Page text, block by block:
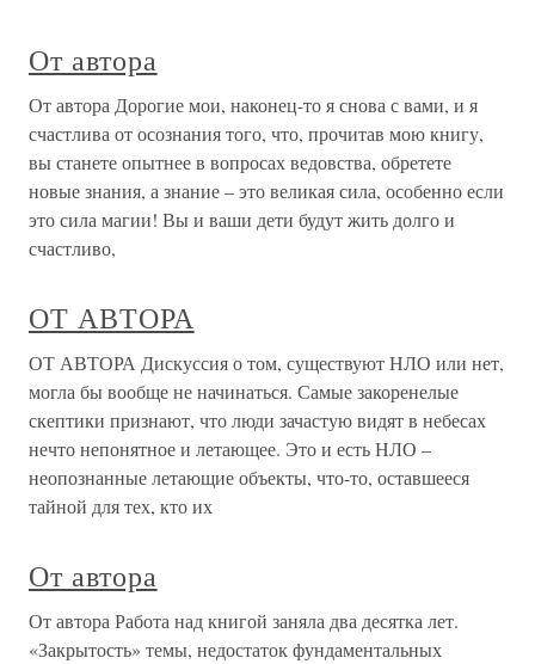
От автора
От автора Дорогие мои, наконец-то я снова с вами, и я
счастлива от осознания того, что, прочитав мою книгу,
вы станете опытнее в вопросах ведовства, обретете
новые знания, а знание – это великая сила, особенно если
это сила магии! Вы и ваши дети будут жить долго и
счастливо,
ОТ АВТОРА
ОТ АВТОРА Дискуссия о том, существуют НЛО или нет,
могла бы вообще не начинаться. Самые закоренелые
скептики признают, что люди зачастую видят в небесах
нечто непонятное и летающее. Это и есть НЛО –
неопознанные летающие объекты, что-то, оставшееся
тайной для тех, кто их
От автора
От автора Работа над книгой заняла два десятка лет.
«Закрытость» темы, недостаток фундаментальных